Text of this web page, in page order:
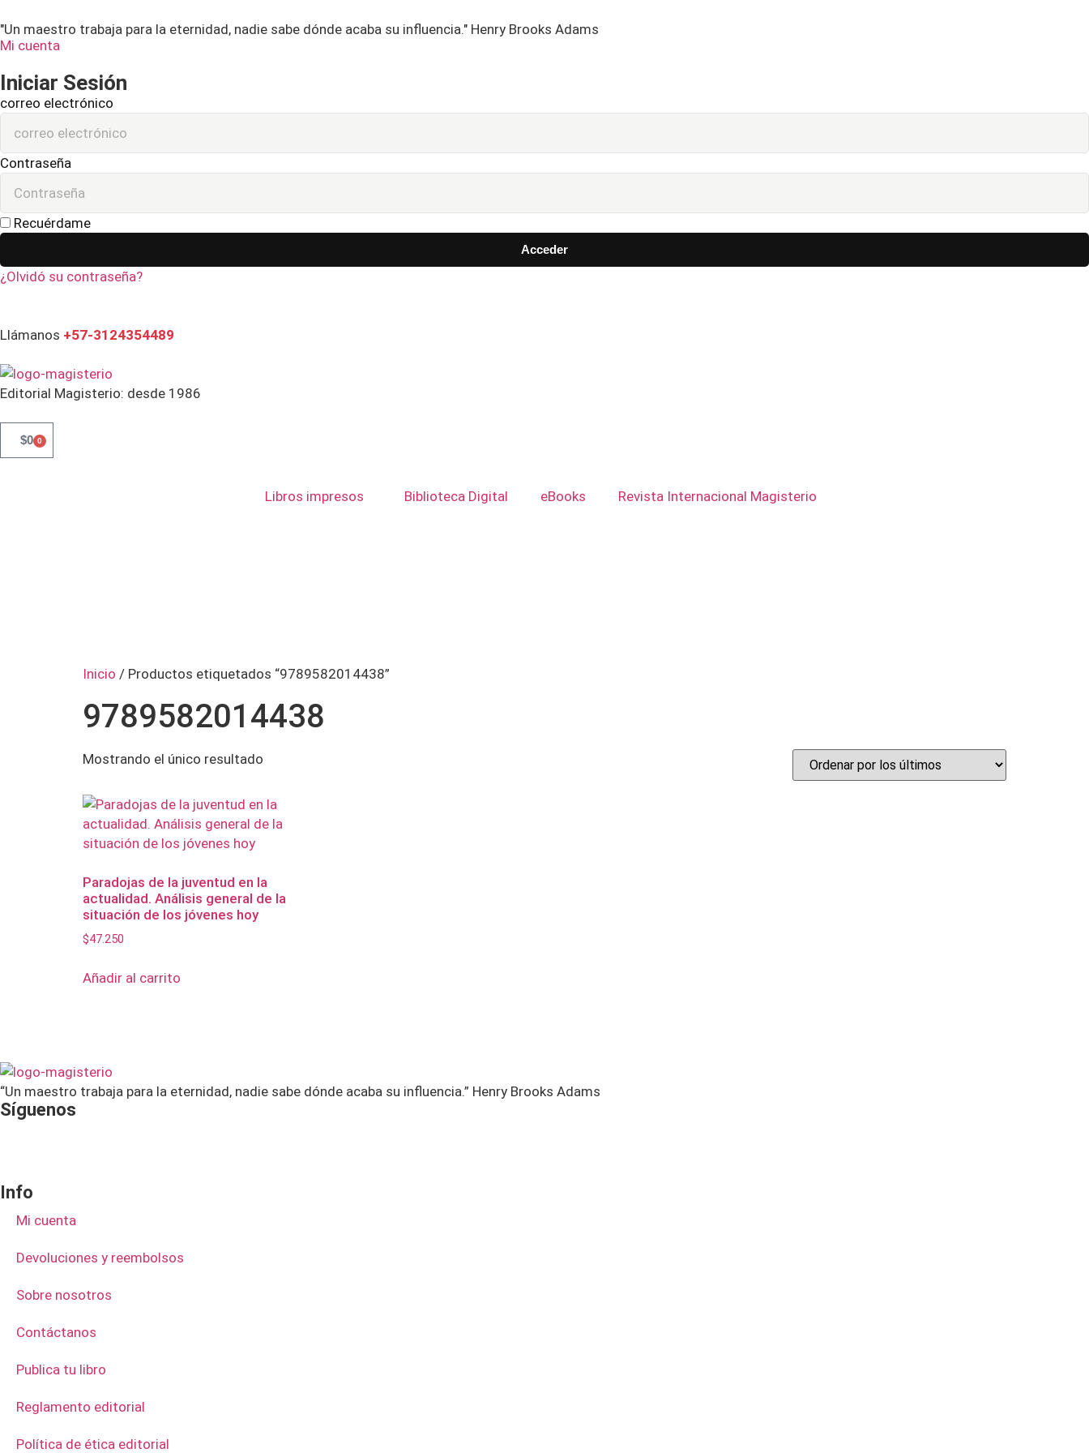
"Un maestro trabaja para la eternidad, nadie sabe dónde acaba su influencia." Henry Brooks Adams
Mi cuenta
Iniciar Sesión
correo electrónico
Contraseña
Recuérdame
Acceder
¿Olvidó su contraseña?
Llámanos +57-3124354489
Editorial Magisterio: desde 1986
$0 0
Libros impresos Biblioteca Digital eBooks Revista Internacional Magisterio
Inicio / Productos etiquetados “9789582014438”
9789582014438
Mostrando el único resultado
Paradojas de la juventud en la
actualidad. Análisis general de la
situación de los jóvenes hoy
$47.250
Añadir al carrito
“Un maestro trabaja para la eternidad, nadie sabe dónde acaba su influencia.” Henry Brooks Adams
Síguenos
Info
Mi cuenta
Devoluciones y reembolsos
Sobre nosotros
Contáctanos
Publica tu libro
Reglamento editorial
Política de ética editorial